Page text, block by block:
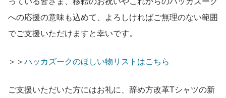
への応援の意味も込めて、よろしければご無理のない範囲
でご支援いただけますと幸いです。
＞＞ハッカズークのほしい物リストはこちら
ご支援いただいた方にはお礼に、辞め方改革Tシャツの新